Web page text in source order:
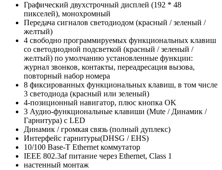
Графический двухстрочный дисплей (192 * 48
пикселей), монохромный
Передача сигналов светодиодом (красный / зеленый /
желтый)
4 свободно программируемых функциональных клавиш
со светодиодной подсветкой (красный / зеленый /
желтый) по умолчанию установленные функции:
журнал звонков, контакты, переадресация вызова,
повторный набор номера
8 фиксированных функциональных клавиш, в том числе
3 светодиода (красный или зеленый)
4-позиционный навигатор, плюс кнопка OK
3 Аудио-функциональные клавиши (Mute / Динамик /
Гарнитура) с LED
Динамик / громкая связь (полный дуплекс)
Интерфейс гарнитуры(DHSG / EHS)
10/100 Base-T Ethernet коммутатор
IEEE 802.3af питание через Ethernet, Class 1
настенный монтаж